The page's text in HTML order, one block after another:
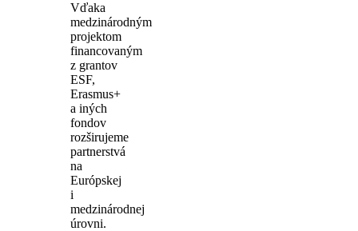
Vďaka
medzinárodným
projektom
financovaným
z grantov
ESF,
Erasmus+
a iných
fondov
rozširujeme
partnerstvá
na
Európskej
i
medzinárodnej
úrovni.